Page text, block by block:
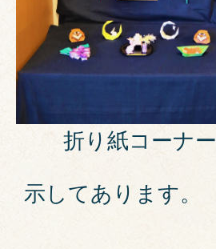
折り紙コーナー
示してあります。